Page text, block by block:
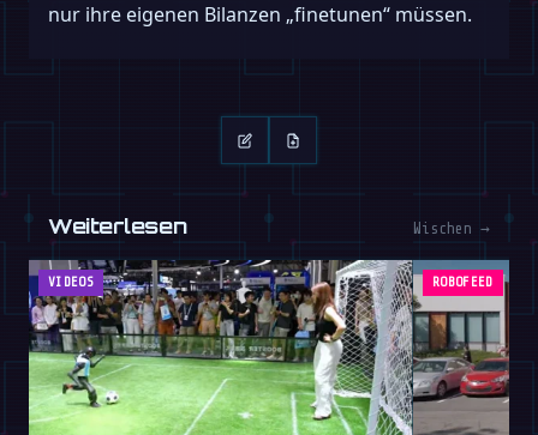
nur ihre eigenen Bilanzen „finetunen“ müssen.
Weiterlesen Wischen →
VIDEOS ROBOFEED